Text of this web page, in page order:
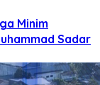
Minim
Sadar